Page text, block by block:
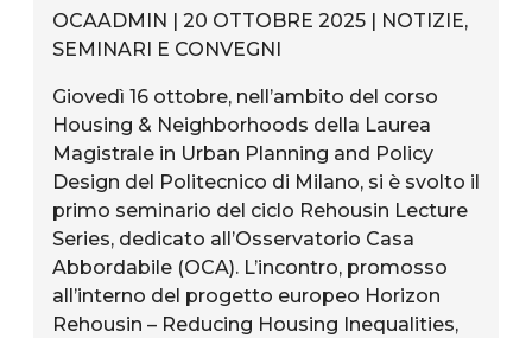
OCAADMIN | 20 OTTOBRE 2025 | NOTIZIE,
SEMINARI E CONVEGNI
Giovedì 16 ottobre, nell’ambito del corso
Housing & Neighborhoods della Laurea
Magistrale in Urban Planning and Policy
Design del Politecnico di Milano, si è svolto il
primo seminario del ciclo Rehousin Lecture
Series, dedicato all’Osservatorio Casa
Abbordabile (OCA). L’incontro, promosso
all’interno del progetto europeo Horizon
Rehousin – Reducing Housing Inequalities,